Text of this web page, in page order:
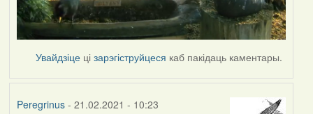
Увайдзіце цізарэгіструйцеся каб пакідаць каментары.
Peregrinus- 21.02.2021 - 10:23